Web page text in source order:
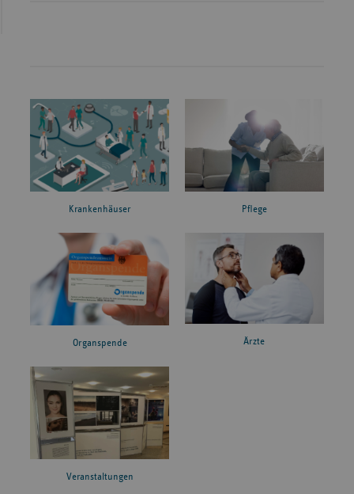
Krankenhäuser Pflege
Organspende Ärzte
Veranstaltungen